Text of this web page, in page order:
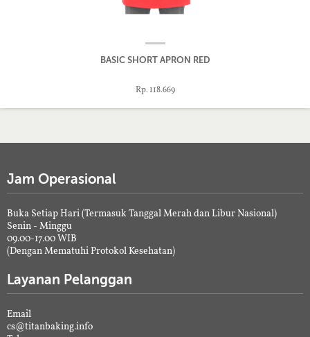
BASIC SHORT APRON RED
Rp. 118.669
Jam Operasional
Buka Setiap Hari (Termasuk Tanggal Merah dan Libur Nasional)
Senin - Minggu
09.00-17.00 WIB
(Dengan Mematuhi Protokol Kesehatan)
Layanan Pelanggan
Email
cs@titanbaking.info